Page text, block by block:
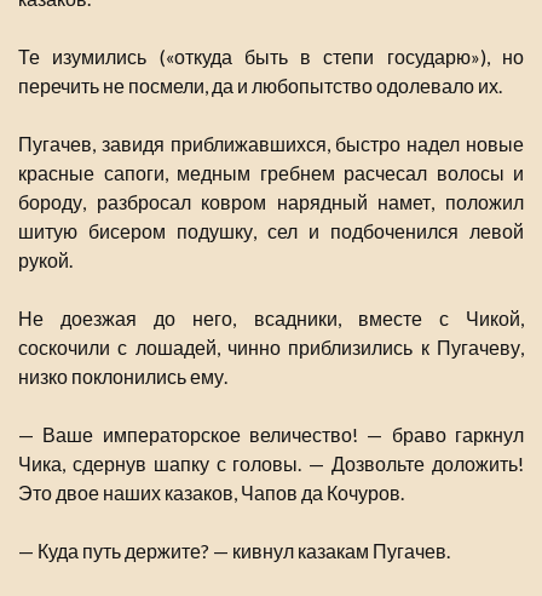
Те изумились («откуда быть в степи государю»), но
перечить не посмели, да и любопытство одолевало их.
Пугачев, завидя приближавшихся, быстро надел новые
красные сапоги, медным гребнем расчесал волосы и
бороду, разбросал ковром нарядный намет, положил
шитую бисером подушку, сел и подбоченился левой
рукой.
Не доезжая до него, всадники, вместе с Чикой,
соскочили с лошадей, чинно приблизились к Пугачеву,
низко поклонились ему.
— Ваше императорское величество! — браво гаркнул
Чика, сдернув шапку с головы. — Дозвольте доложить!
Это двое наших казаков, Чапов да Кочуров.
— Куда путь держите? — кивнул казакам Пугачев.